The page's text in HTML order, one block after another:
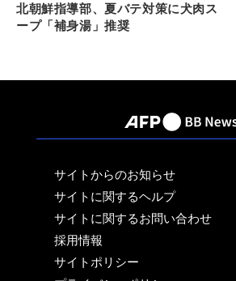
北朝鮮指導部、夏バテ対策に犬肉ス
ープ「補身湯」推奨
サイトからのお知らせ
サイトに関するヘルプ
サイトに関するお問い合わせ
採用情報
サイトポリシー